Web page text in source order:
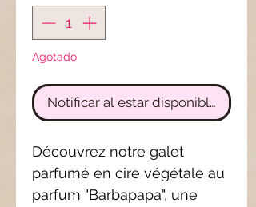
Agotado
Notificar al estar disponible
Découvrez notre galet
parfumé en cire végétale au
parfum "Barbapapa", une